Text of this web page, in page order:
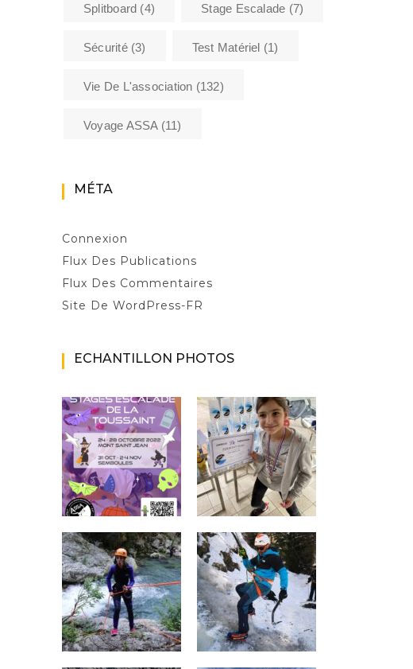
Splitboard (4) Stage Escalade (7)
Sécurité(3) Test Matériel (1)
Vie De L'association (132)
Voyage ASSA(11)
MÉTA
Connexion
Flux Des Publications
Flux Des Commentaires
Site De WordPress-FR
ECHANTILLON PHOTOS